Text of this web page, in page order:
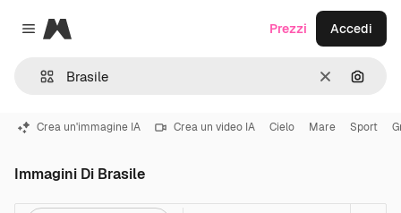
Close menu
Magnific
CancellaCerca
Prezzi Accedi
Crea un'immagine IA Crea un video IA Cielo Mare Sport
Immagini Di Brasile